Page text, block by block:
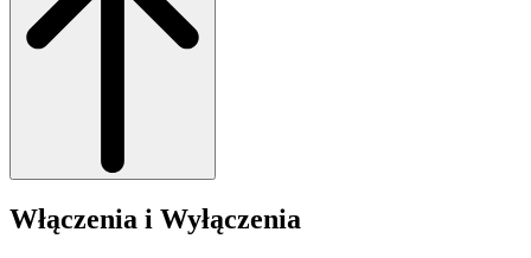
Włączenia i Wyłączenia